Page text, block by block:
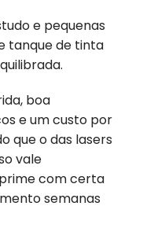
e pequenas
tanque de tinta
boa
e um custo por
que o das lasers
vale
com certa
semanas